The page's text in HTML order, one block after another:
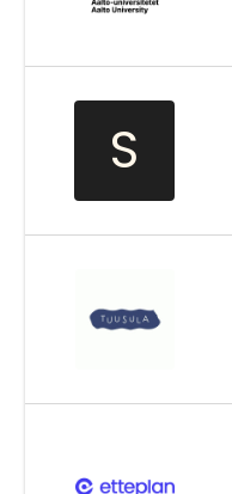
S